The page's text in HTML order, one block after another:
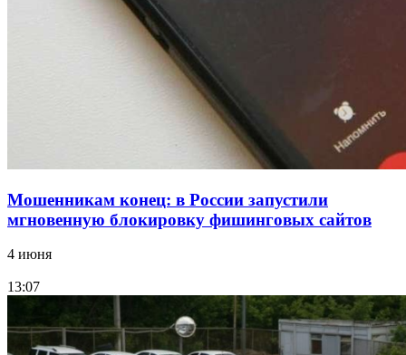
Волгоградские компании нарастили экспорт:
заключены контракты на 3,6 млн долларов
Мошенникам конец: в России запустили
мгновенную блокировку фишинговых сайтов
4 июня
13:07